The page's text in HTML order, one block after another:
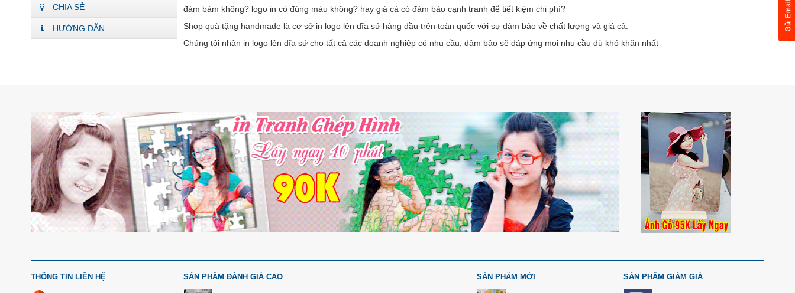
CHIA SẺ
HƯỚNG DẪN
đảm bảm không? logo in có đúng màu không? hay giá cả có đảm bảo cạnh tranh để tiết kiệm chi phí?
Shop quà tặng handmade là cơ sở in logo lên đĩa sứ hàng đầu trên toàn quốc với sự đảm bảo về chất lượng và giá cả.
Chúng tôi nhận in logo lên đĩa sứ cho tất cả các doanh nghiệp có nhu cầu, đảm bảo sẽ đáp ứng mọi nhu cầu dù khó khăn nhất
THÔNG TIN LIÊN HỆ SẢN PHẨM ĐÁNH GIÁ CAO SẢN PHẨM MỚI SẢN PHẨM GIẢM GIÁ